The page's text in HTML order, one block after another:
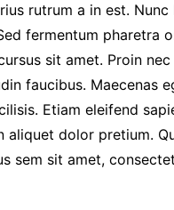
rutrum a in est. Nunc
fermentum pharetra
sit amet. Proin nec
faucibus. Maecenas
Etiam eleifend
aliquet dolor pretium.
sem sit amet,